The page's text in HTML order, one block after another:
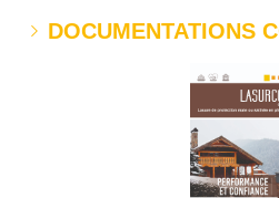
DOCUMENTATIONS